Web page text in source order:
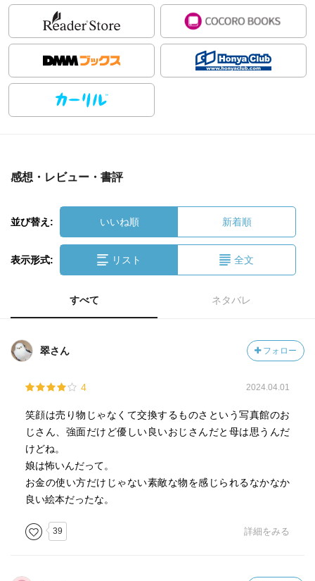
感想・レビュー・書評
並び替え: いいね順 新着順
表示形式: リスト 全文
すべて ネタバレ
翠さん フォロー
4 2024.04.01
笑顔は売り物じゃなくて交換するものさという写真館のお
じさん、強面だけど優しい良いおじさんだと母は思うんだ
けどね。
娘は怖いんだって。
お金の使い方だけじゃない素敵な物を感じられるなかなか
良い絵本だったな。
39 詳細をみる